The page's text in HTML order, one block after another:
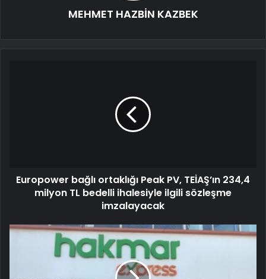
MEHMET HAZBİN KAZBEK
Europower bağlı ortaklığı Peak PV, TEİAŞ’ın 234,4
milyon TL bedelli ihalesiyle ilgili sözleşme
imzalayacak